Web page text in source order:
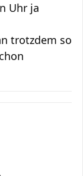
Uhr ja
trotzdem so